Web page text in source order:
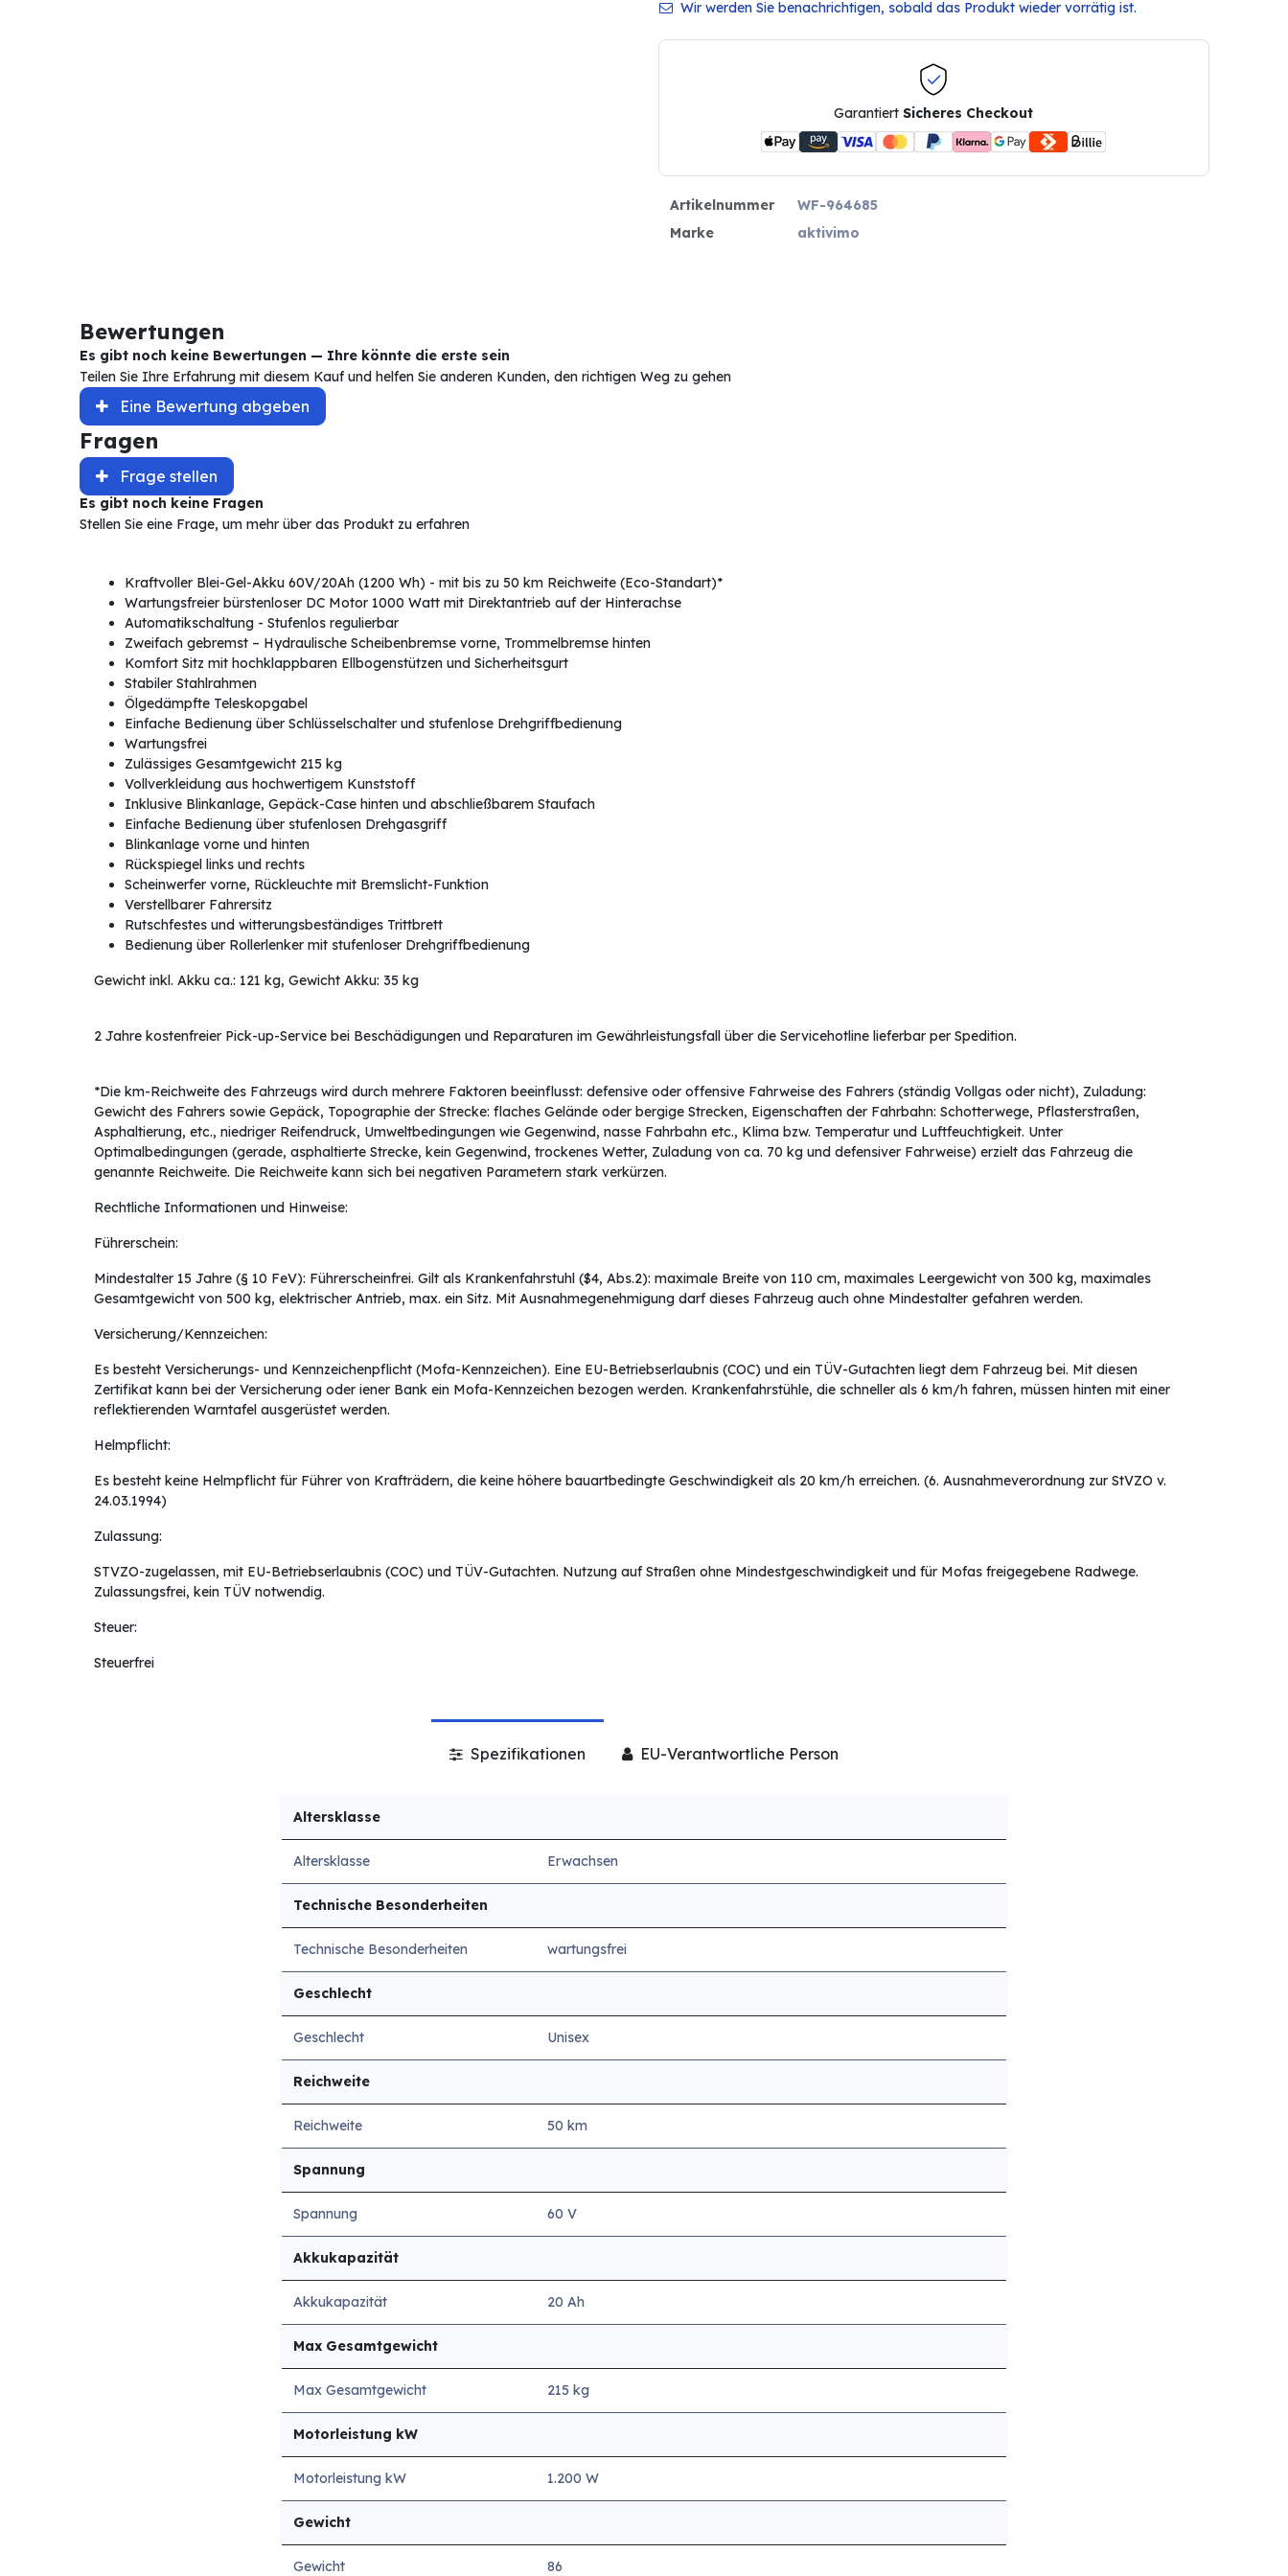
Wir werden Sie benachrichtigen, sobald das Produkt wieder vorrätig ist.
GarantiertSicheres Checkout
Artikelnummer
WF-964685
Marke
aktivimo
Bewertungen
Es gibt noch keine Bewertungen — Ihre könnte die erste sein
Teilen Sie Ihre Erfahrung mit diesem Kauf und helfen Sie anderen Kunden, den richtigen Weg zu gehen
Eine Bewertung abgeben
Fragen
Frage stellen
Es gibt noch keine Fragen
Stellen Sie eine Frage, um mehr über das Produkt zu erfahren
Kraftvoller Blei-Gel-Akku 60V/20Ah (1200 Wh) - mit bis zu 50 km Reichweite (Eco-Standart)*
Wartungsfreier bürstenloser DC Motor 1000 Watt mit Direktantrieb auf der Hinterachse
Automatikschaltung - Stufenlos regulierbar
Zweifach gebremst – Hydraulische Scheibenbremse vorne, Trommelbremse hinten
Komfort Sitz mit hochklappbaren Ellbogenstützen und Sicherheitsgurt
Stabiler Stahlrahmen
Ölgedämpfte Teleskopgabel
Einfache Bedienung über Schlüsselschalter und stufenlose Drehgriffbedienung
Wartungsfrei
Zulässiges Gesamtgewicht 215 kg
Vollverkleidung aus hochwertigem Kunststoff
Inklusive Blinkanlage, Gepäck-Case hinten und abschließbarem Staufach
Einfache Bedienung über stufenlosen Drehgasgriff
Blinkanlage vorne und hinten
Rückspiegel links und rechts
Scheinwerfer vorne, Rückleuchte mit Bremslicht-Funktion
Verstellbarer Fahrersitz
Rutschfestes und witterungsbeständiges Trittbrett
Bedienung über Rollerlenker mit stufenloser Drehgriffbedienung
Gewicht inkl. Akku ca.: 121 kg, Gewicht Akku: 35 kg
2 Jahre kostenfreier Pick-up-Service bei Beschädigungen und Reparaturen im Gewährleistungsfall über die Servicehotline lieferbar per Spedition.
*Die km-Reichweite des Fahrzeugs wird durch mehrere Faktoren beeinflusst: defensive oder offensive Fahrweise des Fahrers (ständig Vollgas oder nicht), Zuladung:
Gewicht des Fahrers sowie Gepäck, Topographie der Strecke: flaches Gelände oder bergige Strecken, Eigenschaften der Fahrbahn: Schotterwege, Pflasterstraßen,
Asphaltierung, etc., niedriger Reifendruck, Umweltbedingungen wie Gegenwind, nasse Fahrbahn etc., Klima bzw. Temperatur und Luftfeuchtigkeit. Unter
Optimalbedingungen (gerade, asphaltierte Strecke, kein Gegenwind, trockenes Wetter, Zuladung von ca. 70 kg und defensiver Fahrweise) erzielt das Fahrzeug die
genannte Reichweite. Die Reichweite kann sich bei negativen Parametern stark verkürzen.
Rechtliche Informationen und Hinweise:
Führerschein:
Mindestalter 15 Jahre (§ 10 FeV): Führerscheinfrei. Gilt als Krankenfahrstuhl ($4, Abs.2): maximale Breite von 110 cm, maximales Leergewicht von 300 kg, maximales
Gesamtgewicht von 500 kg, elektrischer Antrieb, max. ein Sitz. Mit Ausnahmegenehmigung darf dieses Fahrzeug auch ohne Mindestalter gefahren werden.
Versicherung/Kennzeichen:
Es besteht Versicherungs- und Kennzeichenpflicht (Mofa-Kennzeichen). Eine EU-Betriebserlaubnis (COC) und ein TÜV-Gutachten liegt dem Fahrzeug bei. Mit diesen
Zertifikat kann bei der Versicherung oder iener Bank ein Mofa-Kennzeichen bezogen werden. Krankenfahrstühle, die schneller als 6 km/h fahren, müssen hinten mit einer
reflektierenden Warntafel ausgerüstet werden.
Helmpflicht:
Es besteht keine Helmpflicht für Führer von Krafträdern, die keine höhere bauartbedingte Geschwindigkeit als 20 km/h erreichen. (6. Ausnahmeverordnung zur StVZO v.
24.03.1994)
Zulassung:
STVZO-zugelassen, mit EU-Betriebserlaubnis (COC) und TÜV-Gutachten. Nutzung auf Straßen ohne Mindestgeschwindigkeit und für Mofas freigegebene Radwege.
Zulassungsfrei, kein TÜV notwendig.
Steuer:
Steuerfrei
Spezifikationen EU-Verantwortliche Person
Altersklasse
Altersklasse Erwachsen
Technische Besonderheiten
Technische Besonderheiten wartungsfrei
Geschlecht
Geschlecht Unisex
Reichweite
Reichweite 50 km
Spannung
Spannung 60 V
Akkukapazität
Akkukapazität 20 Ah
Max Gesamtgewicht
Max Gesamtgewicht 215 kg
Motorleistung kW
Motorleistung kW 1.200 W
Gewicht
Gewicht 86